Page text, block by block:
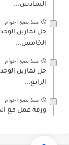
السادس...
منذ بضع اعوام
حل تمارين
الخامس...
منذ بضع اعوام
حل تمارين
الرابع...
منذ بضع اعوام
ورقة عمل مع